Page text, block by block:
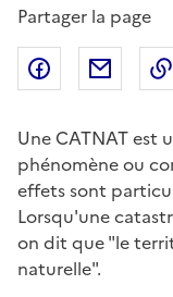
Partager la page
Partager sur
Une CATNAT est
phénomène ou
effets sont
Lorsqu'une
on dit que "le
naturelle".